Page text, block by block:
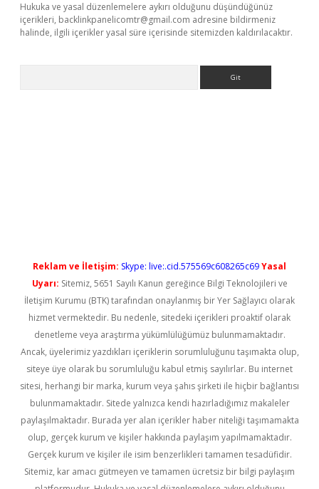
Hukuka ve yasal düzenlemelere aykırı olduğunu düşündüğünüz
içerikleri, backlinkpanelicomtr@gmail.com adresine bildirmeniz
halinde, ilgili içerikler yasal süre içerisinde sitemizden kaldırılacaktır.
Reklam ve İletişim: Skype: live:.cid.575569c608265c69Yasal
Uyarı: Sitemiz, 5651 Sayılı Kanun gereğince Bilgi Teknolojileri ve
İletişim Kurumu (BTK) tarafından onaylanmış bir Yer Sağlayıcı olarak
hizmet vermektedir. Bu nedenle, sitedeki içerikleri proaktif olarak
denetleme veya araştırma yükümlülüğümüz bulunmamaktadır.
Ancak, üyelerimiz yazdıkları içeriklerin sorumluluğunu taşımakta olup,
siteye üye olarak bu sorumluluğu kabul etmiş sayılırlar. Bu internet
sitesi, herhangi bir marka, kurum veya şahıs şirketi ile hiçbir bağlantısı
bulunmamaktadır. Sitede yalnızca kendi hazırladığımız makaleler
paylaşılmaktadır. Burada yer alan içerikler haber niteliği taşımamakta
olup, gerçek kurum ve kişiler hakkında paylaşım yapılmamaktadır.
Gerçek kurum ve kişiler ile isim benzerlikleri tamamen tesadüfidir.
Sitemiz, kar amacı gütmeyen ve tamamen ücretsiz bir bilgi paylaşım